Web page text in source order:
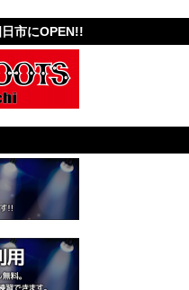
市にOPEN!!